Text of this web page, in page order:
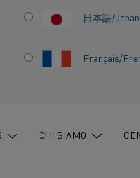
日本語/
Français/
CHI SIAMO